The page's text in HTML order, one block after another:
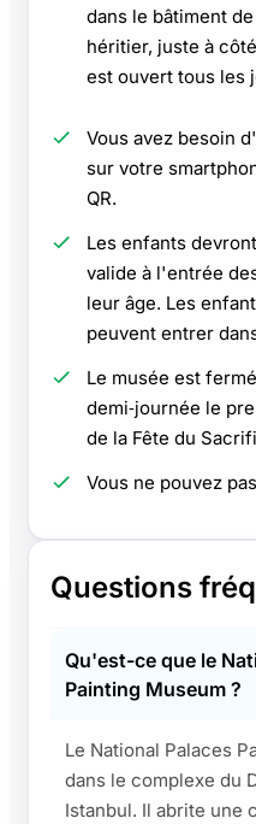
dans le bâtiment
héritier, juste à
est ouvert tous les
Vous avez besoin
sur votre
QR.
Les enfants
valide à l'entrée
leur âge. Les
peuvent entrer
Le musée est
demi‑journée le
de la Fête du
Vous ne pouvez
Questions
Qu'est-ce que le
Painting Museum ?
Le National Palaces
dans le complexe du
Istanbul. Il abrite une